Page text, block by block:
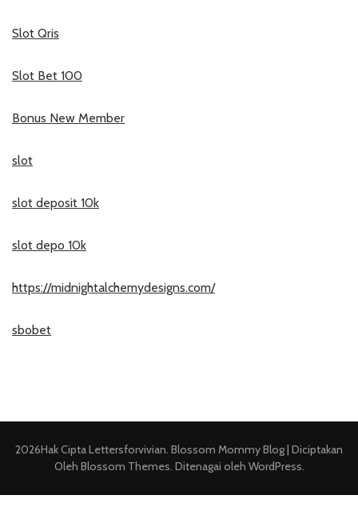
Slot Qris
Slot Bet 100
Bonus New Member
slot
slot deposit 10k
slot depo 10k
https://midnightalchemydesigns.com/
sbobet
2026Hak CiptaLettersforvivian. Blossom Mommy Blog | Diciptakan
Oleh Blossom Themes. Ditenagai oleh WordPress.